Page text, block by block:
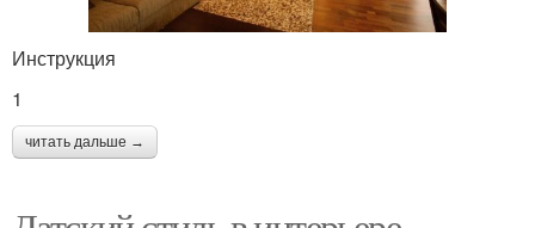
Инструкция
1
читать дальше →